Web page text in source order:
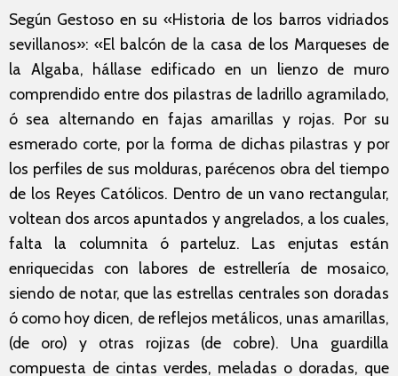
Según Gestoso en su «Historia de los barros vidriados
sevillanos»: «El balcón de la casa de los Marqueses de
la Algaba, hállase edificado en un lienzo de muro
comprendido entre dos pilastras de ladrillo agramilado,
ó sea alternando en fajas amarillas y rojas. Por su
esmerado corte, por la forma de dichas pilastras y por
los perfiles de sus molduras, parécenos obra del tiempo
de los Reyes Católicos. Dentro de un vano rectangular,
voltean dos arcos apuntados y angrelados, a los cuales,
falta la columnita ó parteluz. Las enjutas están
enriquecidas con labores de estrellería de mosaico,
siendo de notar, que las estrellas centrales son doradas
ó como hoy dicen, de reflejos metálicos, unas amarillas,
(de oro) y otras rojizas (de cobre). Una guardilla
compuesta de cintas verdes, meladas o doradas, que